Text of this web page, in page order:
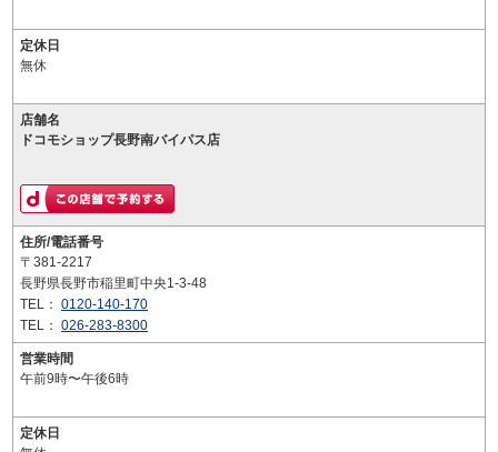
定休日
無休
店舗名
ドコモショップ長野南バイパス店
住所/電話番号
〒381-2217
長野県長野市稲里町中央1-3-48
TEL： 0120-140-170
TEL： 026-283-8300
営業時間
午前9時〜午後6時
定休日